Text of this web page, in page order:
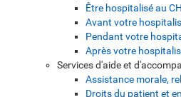
Être hospitalisé au
Avant votre
Pendant votre
Après votre
Services d'aide et
Assistance morale,
Droits du patient et